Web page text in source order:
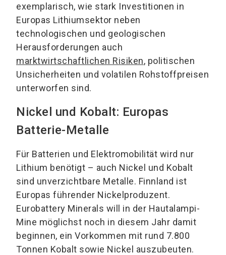
exemplarisch, wie stark Investitionen in
Europas Lithiumsektor neben
technologischen und geologischen
Herausforderungen auch
marktwirtschaftlichen Risiken, politischen
Unsicherheiten und volatilen Rohstoffpreisen
unterworfen sind.
Nickel und Kobalt: Europas
Batterie-Metalle
Für Batterien und Elektromobilität wird nur
Lithium benötigt – auch Nickel und Kobalt
sind unverzichtbare Metalle. Finnland ist
Europas führender Nickelproduzent.
Eurobattery Minerals will in der Hautalampi-
Mine möglichst noch in diesem Jahr damit
beginnen, ein Vorkommen mit rund 7.800
Tonnen Kobalt sowie Nickel auszubeuten.